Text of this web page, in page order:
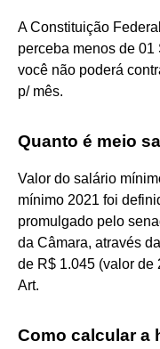
A Constituição
perceba menos de
você não poderá
p/ mês.
Quanto é meio
Valor do salário
mínimo 2021 foi
promulgado pelo
da Câmara, através
de R$ 1.045 (valor de
Art.
Como calcular a